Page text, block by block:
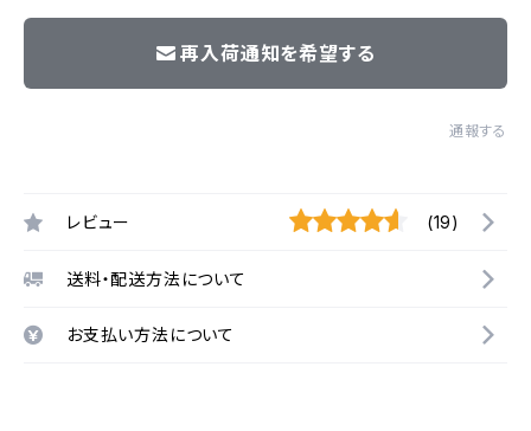
再入荷通知を希望する
通報する
レビュー (19)
送料・配送方法について
お支払い方法について